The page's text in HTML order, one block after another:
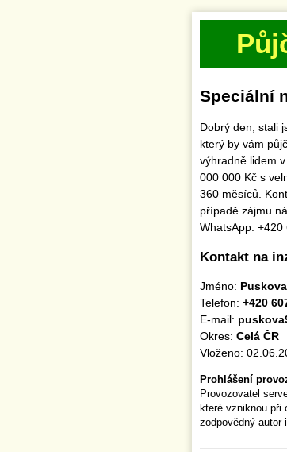
Speciální
Dobrý den, stali
který by vám
výhradně lidem
000 000 Kč s
360 měsíců.
případě zájmu
WhatsApp: +420
Kontakt na
Jméno: Puskova
Telefon: +420
E-mail:
Okres: Celá ČR
Vloženo:
Prohlášení
Provozovatel
které vzniknou při
zodpovědný autor